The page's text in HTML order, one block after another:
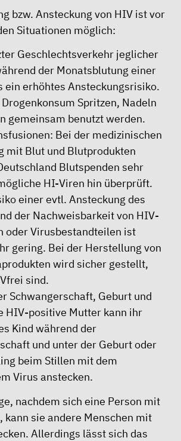
bzw. Ansteckung von HIV ist vor
Situationen möglich:
Geschlechtsverkehr jeglicher
der Monatsblutung einer
ein erhöhtes Ansteckungsrisiko.
Spritzen, Nadeln
gemeinsam benutzt werden.
Bei der medizinischen
mit Blut und Blutprodukten
Blutspenden sehr
HI-Viren hin überprüft.
einer evtl. Ansteckung des
der Nachweisbarkeit von HIV-
oder Virusbestandteilen ist
gering. Bei der Herstellung von
wird sicher gestellt,
sind.
Schwangerschaft, Geburt und
HIV-positive Mutter kann ihr
Kind während der
und unter der Geburt oder
beim Stillen mit dem
Virus anstecken.
nachdem sich eine Person mit
kann sie andere Menschen mit
Allerdings lässt sich das